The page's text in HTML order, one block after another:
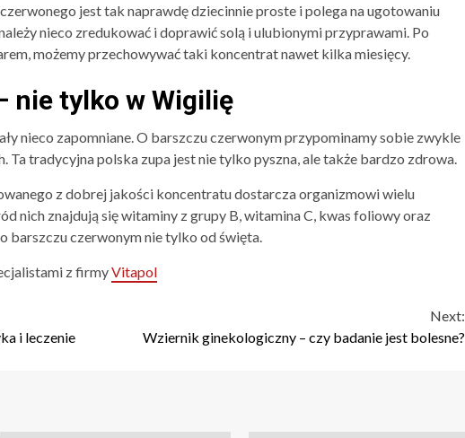
jest tak naprawdę dziecinnie proste i polega na ugotowaniu
nieco zredukować i doprawić solą i ulubionymi przyprawami. Po
możemy przechowywać taki koncentrat nawet kilka miesięcy.
nie tylko w Wigilię
nieco zapomniane. O barszczu czerwonym przypominamy sobie zwykle
tradycyjna polska zupa jest nie tylko pyszna, ale także bardzo zdrowa.
z dobrej jakości koncentratu dostarcza organizmowi wielu
nich znajdują się witaminy z grupy B, witamina C, kwas foliowy oraz
barszczu czerwonym nie tylko od święta.
z firmyVitapol
i leczenie
Next:
Wziernik ginekologiczny – czy badanie jest bolesne?